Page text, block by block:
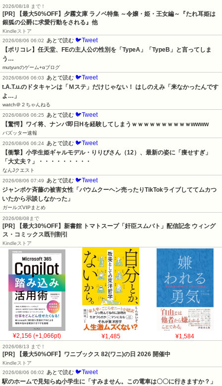
2026/08/18 まで！
[PR] 【最大50%OFF】夕霧文庫 ラノベ特集 ～令嬢・姫・王女編～『たれ耳姫は
銀狐の公爵に求愛行動をされる』他
Kindleストア
2026/08/06 06:02
あとで読む 🐦Tweet
【ポリコレ】任天堂、FEの主人公の性別を「TypeA」「TypeB」と言ってしま
う…
mutyunのゲーム+αブログ
2026/08/06 06:03
あとで読む 🐦Tweet
t.A.T.u.のドタキャンは「Ｍステ」だけじゃない！ はしのえみ「来なかったんです
よ…」
watch＠２ちゃんねる
2026/08/06 06:25
あとで読む 🐦Tweet
【驚愕】ワイ将、ナンパ即日Hを経験してしまうｗｗｗｗｗｗｗｗｗｗwwww
バズッター速報
2026/08/06 06:24 あとで読む 🐦Tweet
【衝撃】小学生姫ギャルモデル・りりぴさん（12）、最新の姿に「痩せすぎ」
「大丈夫？」・・・・・・・・・
なんJクエスト
2026/08/06 07:49
あとで読む 🐦Tweet
ジャンポケ斉藤の被害女性「バウムクーヘン売ったりTikTokライブしててムカつ
いたから示談しなかった」
ガールズVIPまとめ
2026/08/08まで
[PR] 【最大30%OFF】新書館 トマトスープ「奸臣スムバト」配信記念 ウィング
ス・コミックス既刊割引
Kindleストア
¥2,156 (+1,066pt) ¥1,485 ¥1,584
2026/08/13 まで！
[PR] 【最大50%OFF】ワニブックス 82(ワニ)の日 2026 開催中
Kindleストア
2026/08/06 06:02
あとで読む 🐦Tweet
駅のホームで見知らぬ小学生に「すみません。この電車は〇〇に行きますか？」